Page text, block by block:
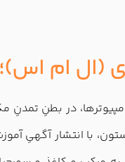
(ال‌ ام
با انتشار آگهیِ